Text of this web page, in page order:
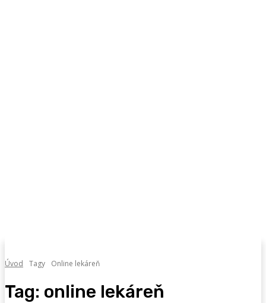
Úvod Tagy Online lekáreň
Tag: online lekáreň